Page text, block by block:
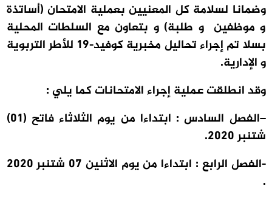
وضمانا لسلامة كل المعنيين بعملية الامتحان (أساتذة
و موظفين و طلبة) و بتعاون مع السلطات المحلية
بسلا تم إجراء تحاليل مخبرية كوفيد-19 للأطر التربوية
و الإدارية.
وقد انطلقت عملية إجراء الامتحانات كما يلي :
–الفصل السادس : ابتداءا من يوم
الثلاثاء فاتح (01)
شتنبر 2020
.
-الفصل الرابع : ابتداءا من يوم الاثنين 07 شتنبر 2020
.